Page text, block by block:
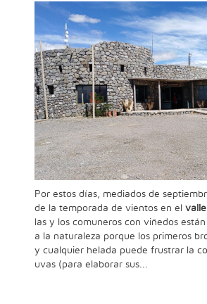
Por estos días, mediados de
de la temporada de vientos en elvalle
las y los comuneros con viñedos
a la naturaleza porque los primeros
y cualquier helada puede frustrar la
uvas (para elaborar sus...